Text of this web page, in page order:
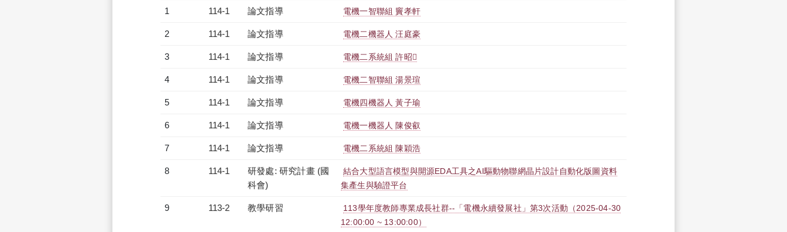
1 114-1 論文指導 電機一智聯組 竇孝軒
2 114-1 論文指導 電機二機器人 汪庭豪
3 114-1 論文指導 電機二系統組 許昭
4 114-1 論文指導 電機二智聯組 湯景瑄
5 114-1 論文指導 電機四機器人 黃子瑜
6 114-1 論文指導 電機一機器人 陳俊叡
7 114-1 論文指導 電機二系統組 陳穎浩
8 114-1
研發處: 研究計畫 (國
科會)
結合大型語言模型與開源EDA工具之AI驅動物聯網晶片設計自動化版圖資料
集產生與驗證平台
9 113-2 教學研習
113學年度教師專業成長社群--「電機永續發展社」第3次活動（2025-04-30
12:00:00 ~ 13:00:00）